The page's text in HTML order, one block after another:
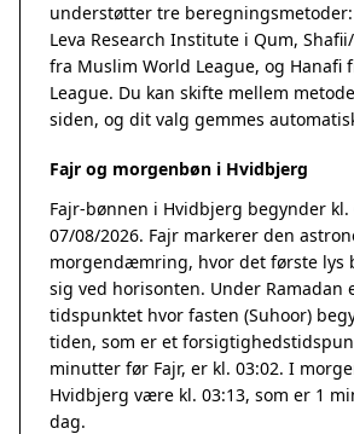
understøtter tre beregningsmetoder:
Leva Research Institute i Qum,
fra Muslim World League, og Hanafi
League. Du kan skifte mellem
siden, og dit valg gemmes
Fajr og morgenbøn i Hvidbjerg
Fajr-bønnen i Hvidbjerg begynder kl.
07/08/2026. Fajr markerer den
morgendæmring, hvor det første lys
sig ved horisonten. Under Ramadan
tidspunktet hvor fasten (Suhoor)
tiden, som er et
minutter før Fajr, er kl. 03:02. I
Hvidbjerg være kl. 03:13, som er 1
dag.